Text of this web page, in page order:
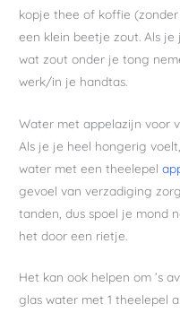
kopje thee of koffie
een klein beetje zout. Als
wat zout onder je tong
werk/in je handtas.
Water met appelazijn voor
Als je je heel hongerig
water met een theelepel
gevoel van verzadiging
tanden, dus spoel je mond
het door een rietje.
Het kan ook helpen om ’s
glas water met 1 theelepel